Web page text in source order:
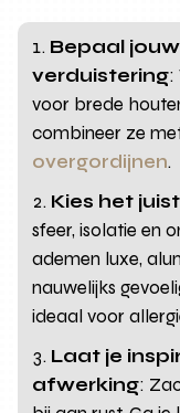
Bepaal
verduistering:
voor brede
combineer ze
overgordijnen.
Kies het
sfeer, isolatie en
ademen luxe,
nauwelijks
ideaal voor
Laat je
afwerking: